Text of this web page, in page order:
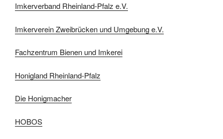
Imkerverband Rheinland-Pfalz e.V.
Imkerverein Zweibrücken und Umgebung e.V.
Fachzentrum Bienen und Imkerei
Honigland Rheinland-Pfalz
Die Honigmacher
HOBOS